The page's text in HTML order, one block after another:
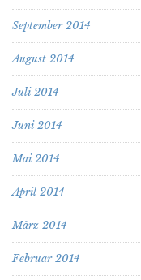
September 2014
August 2014
Juli 2014
Juni 2014
Mai 2014
April 2014
März 2014
Februar 2014